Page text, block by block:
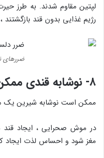
لپتین مقاوم شدند. به طرز
رژیم غذایی بدون قند
ضررهای
۸- نوشابه قندی ممکن است اعتیاد آور باشد
ممکن است نوشابه شیرین یک
در موش صحرایی ، ایجاد
مغز شود و احساس لذت ایجاد